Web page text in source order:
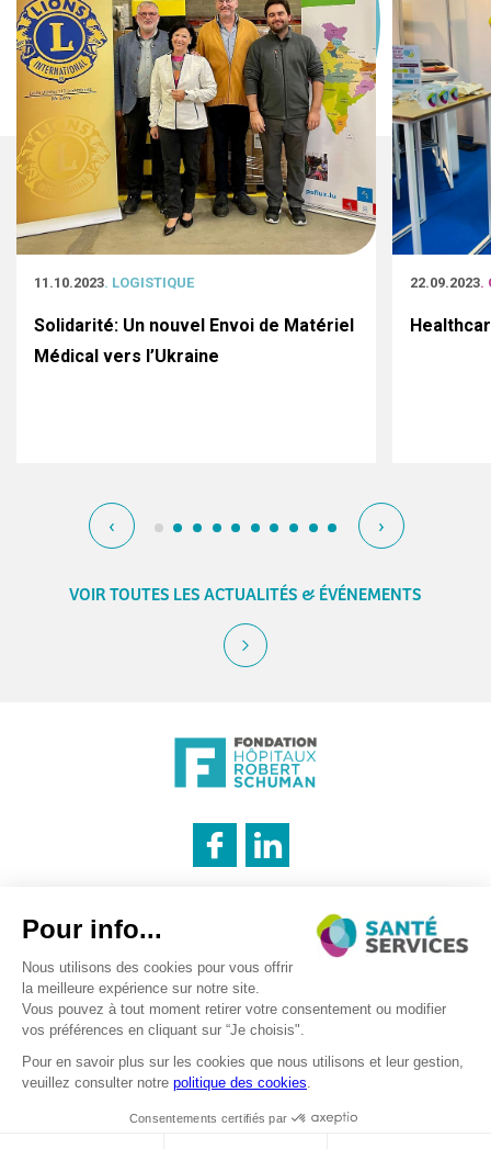
11.10.2023. LOGISTIQUE
Solidarité: Un nouvel Envoi de Matériel
Médical vers l’Ukraine
22.09.2023.
‹ ›
VOIR TOUTES LES ACTUALITÉS & ÉVÉNEMENTS
INNOVATION & INFORMATION LOGISTIQUE CATERING
Politique de confidentialité
Recrutement – traitement des données personnels
©2026 . SanteServices . Tous droits réservés